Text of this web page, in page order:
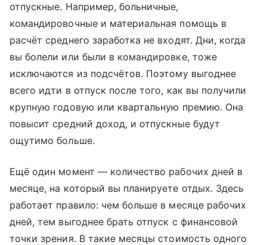
отпускные. Например, больничные,
командировочные и материальная помощь в
расчёт среднего заработка не входят. Дни, когда
вы болели или были в командировке, тоже
исключаются из подсчётов. Поэтому выгоднее
всего идти в отпуск после того, как вы получили
крупную годовую или квартальную премию. Она
повысит средний доход, и отпускные будут
ощутимо больше.
Ещё один момент — количество рабочих дней в
месяце, на который вы планируете отдых. Здесь
работает правило: чем больше в месяце рабочих
дней, тем выгоднее брать отпуск с финансовой
точки зрения. В такие месяцы стоимость одного